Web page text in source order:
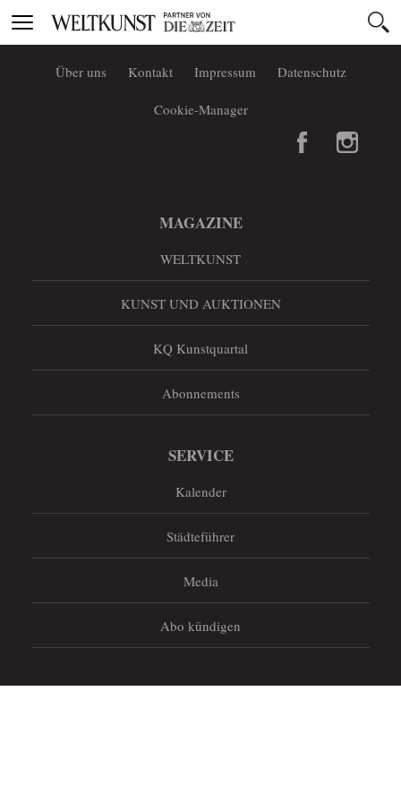
Toggle
navigation
Über uns Kontakt Impressum Datenschutz
Cookie-Manager
MAGAZINE
WELTKUNST
KUNST UND AUKTIONEN
KQ Kunstquartal
Abonnements
SERVICE
Kalender
Städteführer
Media
Abo kündigen